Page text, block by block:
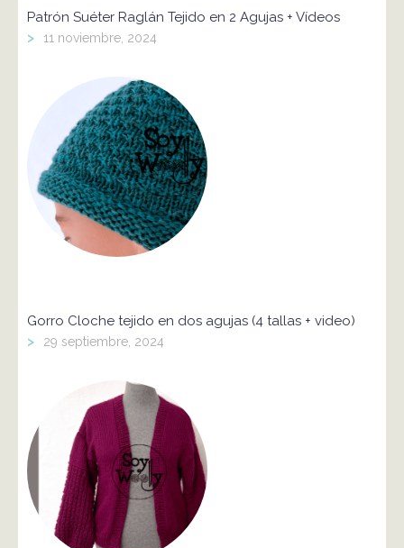
Patrón Suéter Raglán Tejido en 2 Agujas + Vídeos
> 11 noviembre, 2024
Gorro Cloche tejido en dos agujas (4 tallas + video)
> 29 septiembre, 2024